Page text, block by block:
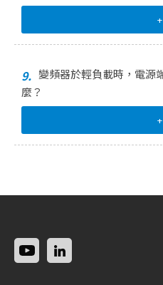
+
9. 變頻器於輕負載時，電源
麼？
+